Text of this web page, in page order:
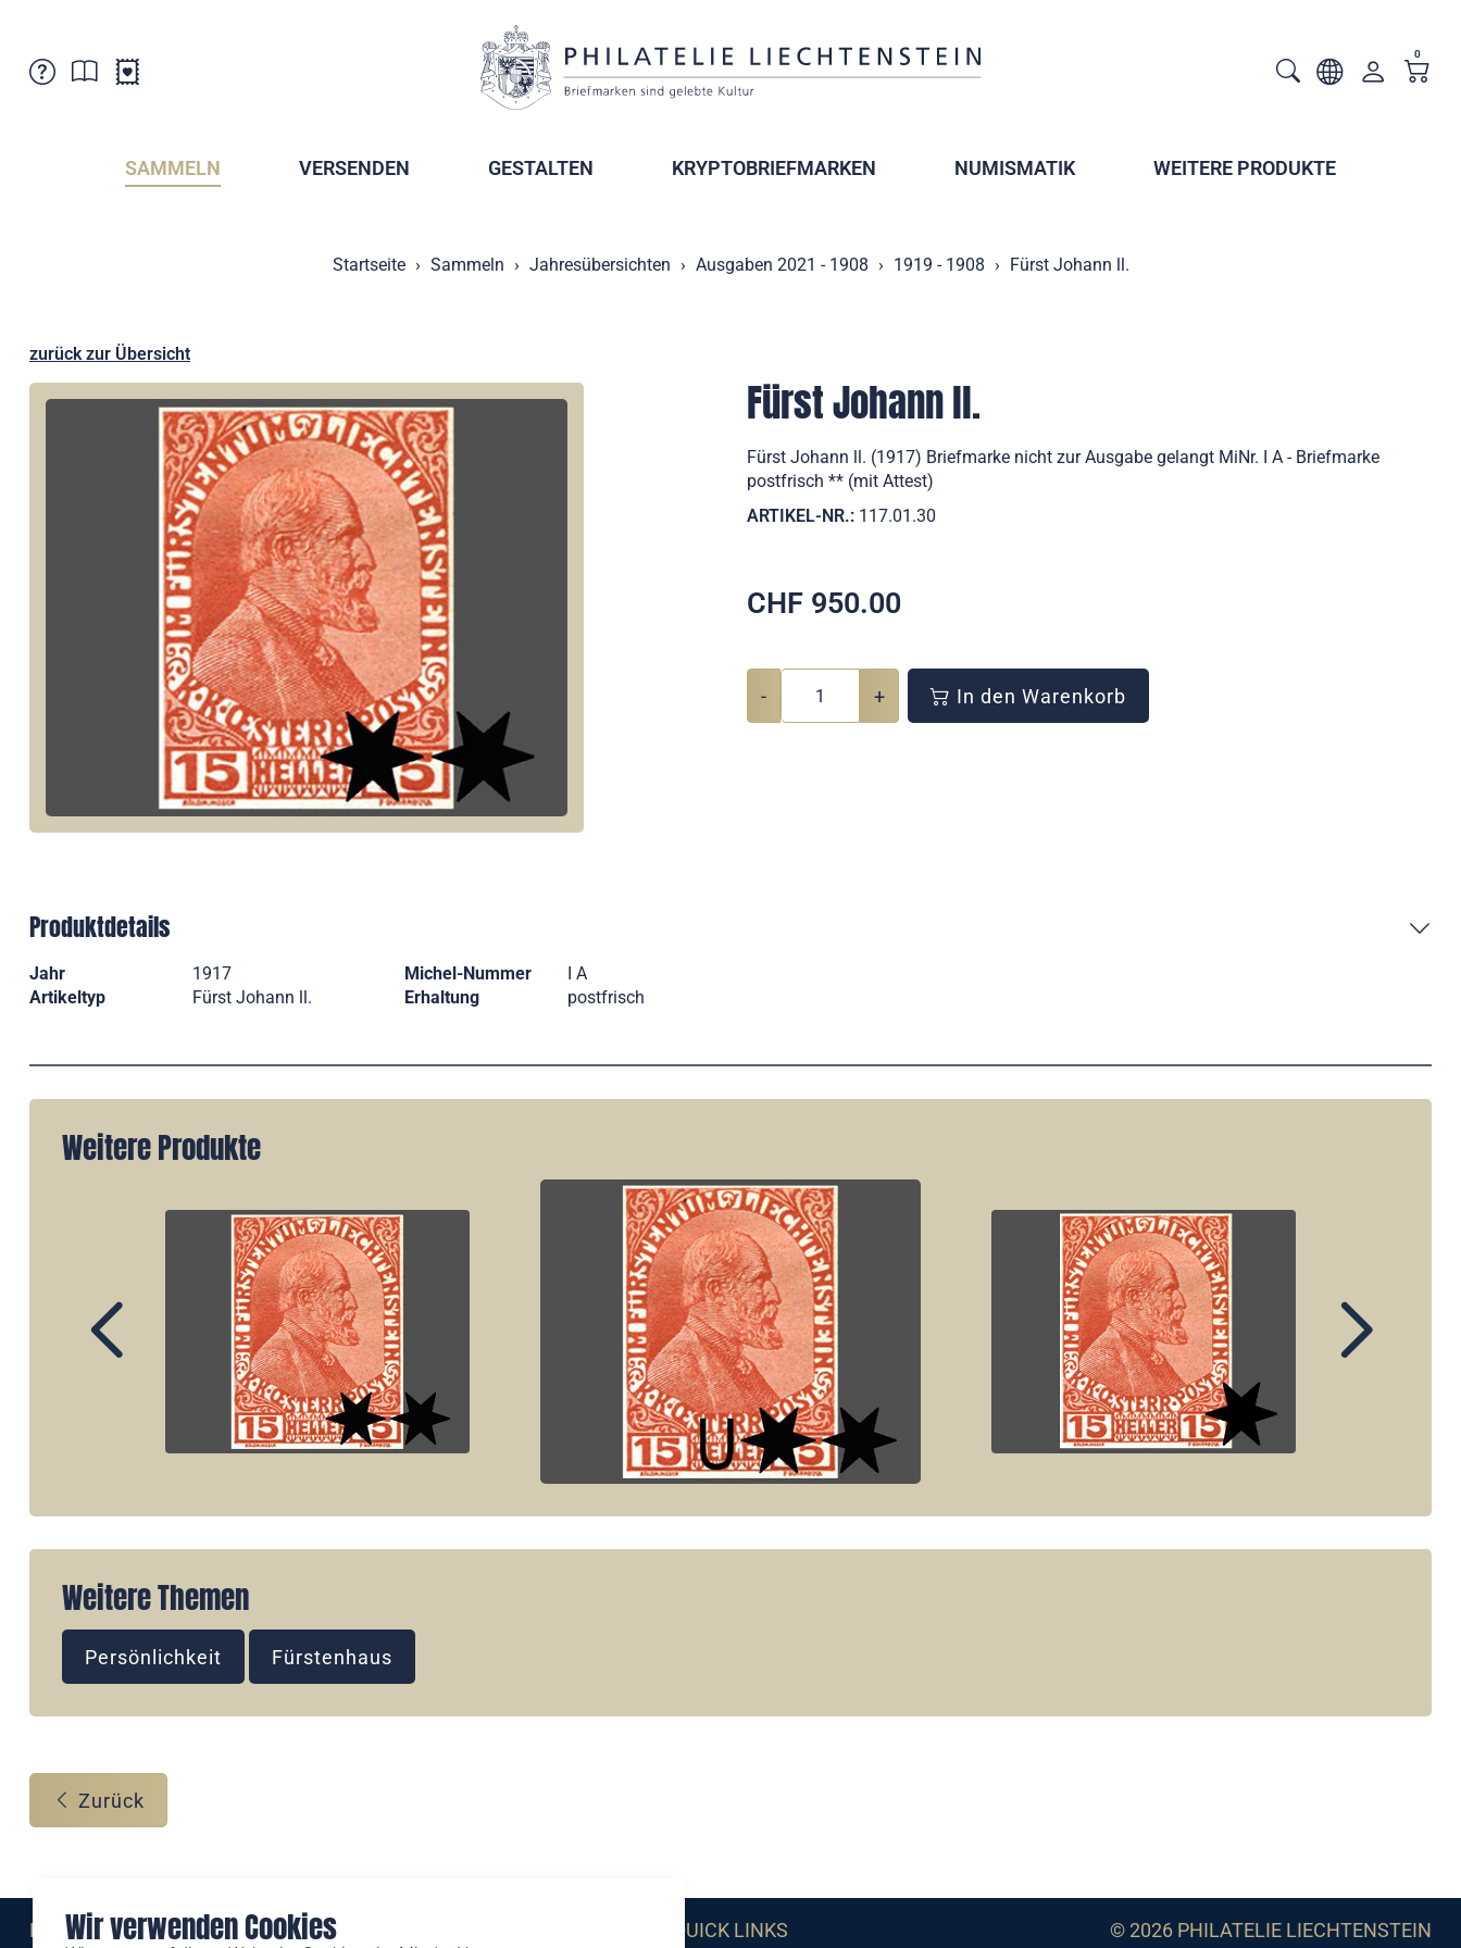
Wir verwenden Cookies
Verkaufsstellen
Postcrossing
Abonnemente
0
SAMMELN VERSENDEN GESTALTEN KRYPTOBRIEFMARKEN NUMISMATIK WEITERE PRODUKTE
Startseite Sammeln Jahresübersichten Ausgaben 2021 - 1908 1919 - 1908 Fürst Johann ll.
zurück zur Übersicht
Fürst Johann ll.
Fürst Johann ll. (1917) Briefmarke nicht zur Ausgabe gelangt MiNr. I A - Briefmarke
postfrisch ** (mit Attest)
ARTIKEL-NR.: 117.01.30
CHF 950.00
- + In den Warenkorb
Produktdetails
Jahr 1917 Michel-Nummer
I A
Artikeltyp
Fürst Johann ll. Erhaltung postfrisch
Weitere Produkte
Weitere Themen
Persönlichkeit Fürstenhaus
Zurück
Eine Marke der QUICK LINKS © 2026 PHILATELIE LIECHTENSTEIN